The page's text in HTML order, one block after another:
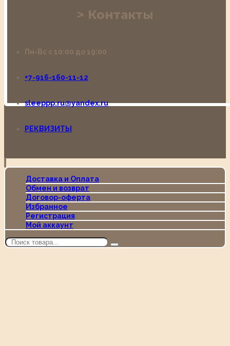
Контакты
Пн-Вс с 10:00 до 19:00
+7-916-160-11-12
sleeppp.ru@yandex.ru
РЕКВИЗИТЫ
Доставка и Оплата
Обмен и возврат
Договор-оферта
Избранное
Регистрация
Мой аккаунт